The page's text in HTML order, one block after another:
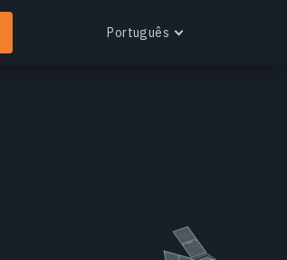
Português